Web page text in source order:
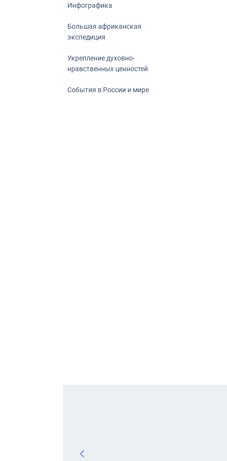
Инфографика
Большая африканская
экспедиция
Укрепление духовно-
нравственных ценностей
События в России и мире